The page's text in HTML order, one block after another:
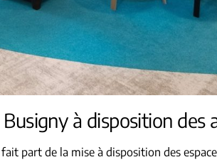
à disposition des
part de la mise à disposition des